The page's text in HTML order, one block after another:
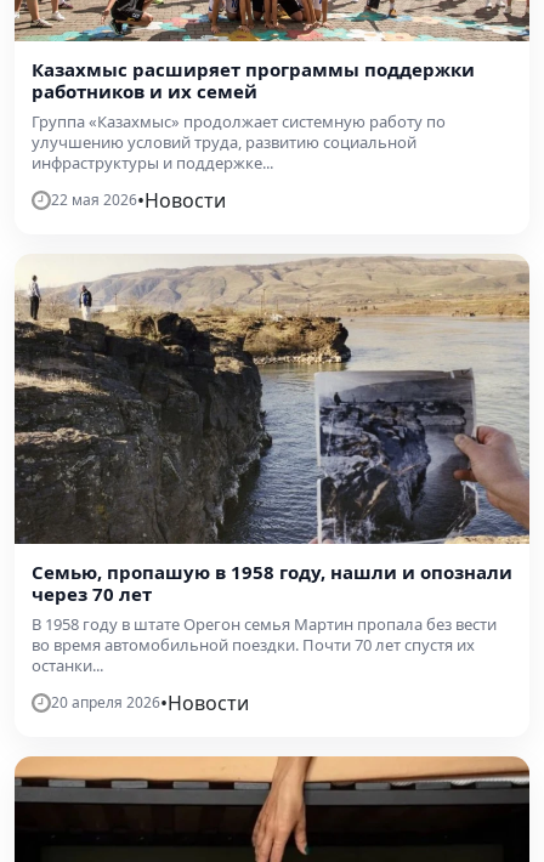
Казахмыс расширяет программы поддержки
работников и их семей
Группа «Казахмыс» продолжает системную работу по
улучшению условий труда, развитию социальной
инфраструктуры и поддержке...
22 мая 2026•Новости
Семью, пропашую в 1958 году, нашли и опознали
через 70 лет
В 1958 году в штате Орегон семья Мартин пропала без вести
во время автомобильной поездки. Почти 70 лет спустя их
останки...
20 апреля 2026•Новости